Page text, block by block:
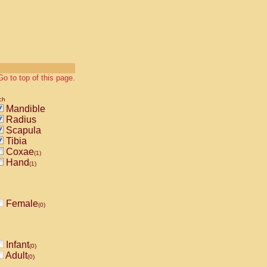
to top of this page.
Mandible
Radius
Scapula
Tibia
Coxae(1)
Hand(1)
Female(0)
Infant(0)
Adult(0)